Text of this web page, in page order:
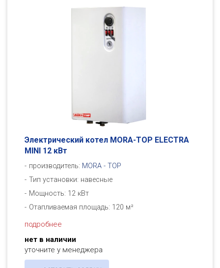
Электрический котел MORA-TOP ELECTRA
MINI 12 кВт
производитель: MORA - TOP
Тип установки: навесные
Мощность: 12 кВт
Отапливаемая площадь: 120 м²
подробнее
нет в наличии
уточните у менеджера